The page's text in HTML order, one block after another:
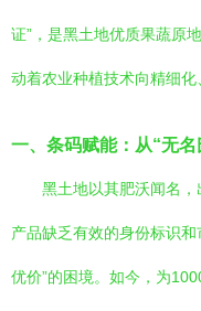
证”，是黑土地优质果蔬原
动着农业种植技术向精细化
一、条码赋能：从“无
黑土地以其肥沃闻名
产品缺乏有效的身份标识和
优价”的困境。如今，为